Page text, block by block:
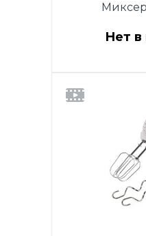
Миксер
Нет в
венчика
кремов.
Кнопка
Цвет: белый.